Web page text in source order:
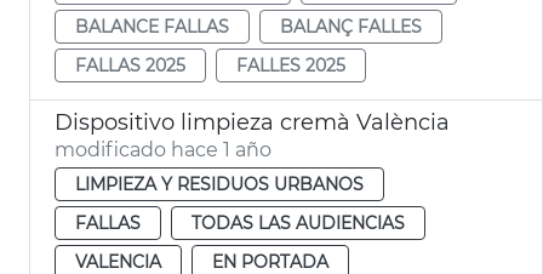
BALANCE FALLAS
BALANÇ FALLES
FALLAS 2025
FALLES 2025
Dispositivo limpieza cremà València
modificado hace 1 año
LIMPIEZA Y RESIDUOS URBANOS
FALLAS
TODAS LAS AUDIENCIAS
VALENCIA
EN PORTADA